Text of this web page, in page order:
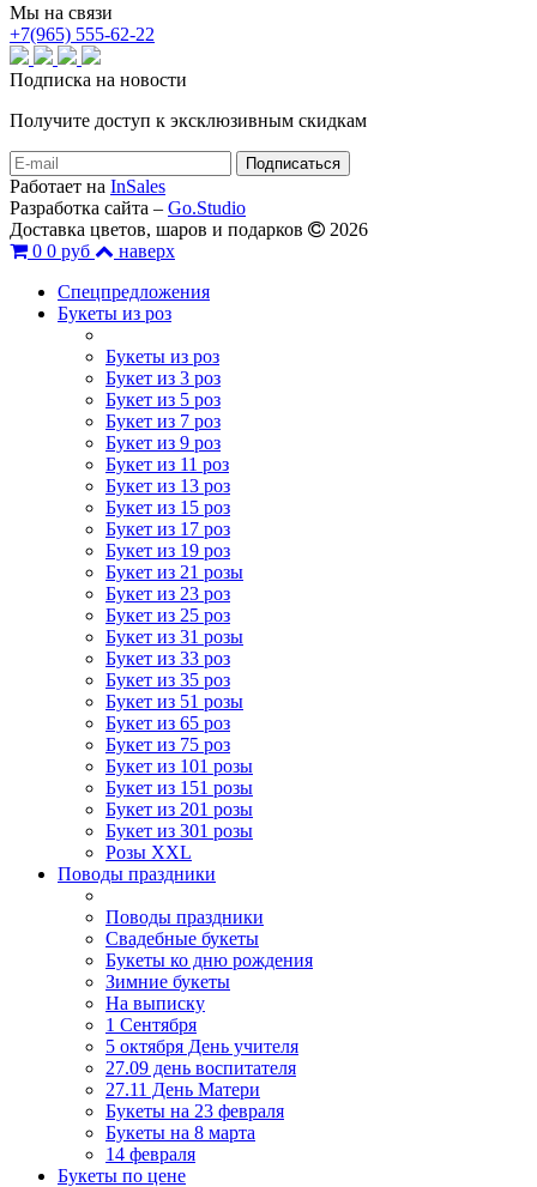
Мы на связи
+7(965) 555-62-22
Подписка на новости
Получите доступ к эксклюзивным скидкам
Работает на InSales
Разработка сайта – Go.Studio
Доставка цветов, шаров и подарков
2026
0 0 руб
наверх
Спецпредложения
Букеты из роз
Букеты из роз
Букет из 3 роз
Букет из 5 роз
Букет из 7 роз
Букет из 9 роз
Букет из 11 роз
Букет из 13 роз
Букет из 15 роз
Букет из 17 роз
Букет из 19 роз
Букет из 21 розы
Букет из 23 роз
Букет из 25 роз
Букет из 31 розы
Букет из 33 роз
Букет из 35 роз
Букет из 51 розы
Букет из 65 роз
Букет из 75 роз
Букет из 101 розы
Букет из 151 розы
Букет из 201 розы
Букет из 301 розы
Розы XXL
Поводы праздники
Поводы праздники
Свадебные букеты
Букеты ко дню рождения
Зимние букеты
На выписку
1 Сентября
5 октября День учителя
27.09 день воспитателя
27.11 День Матери
Букеты на 23 февраля
Букеты на 8 марта
14 февраля
Букеты по цене